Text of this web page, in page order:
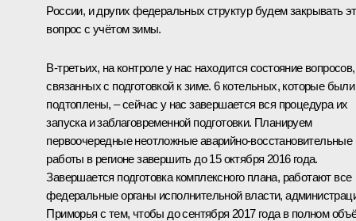
России, и других федеральных структур будем закрывать
вопрос с учётом зимы.
В‑третьих, на контроле у нас находится состояние вопросов,
связанных с подготовкой к зиме. 6 котельных, которые были
подтоплены, – сейчас у нас завершается вся процедура их
запуска и заблаговременной подготовки. Планируем
первоочередные неотложные аварийно-восстановительные
работы в регионе завершить до 15 октября 2016 года.
Завершается подготовка комплексного плана, работают все
федеральные органы исполнительной власти,
Приморья с тем, чтобы до сентября 2017 года в полном